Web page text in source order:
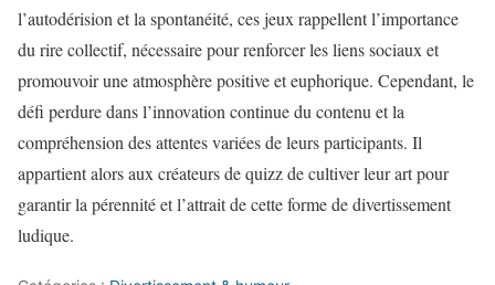
l’autodérision et la spontanéité, ces jeux rappellent l’importance
du rire collectif, nécessaire pour renforcer les liens sociaux et
promouvoir une atmosphère positive et euphorique. Cependant, le
défi perdure dans l’innovation continue du contenu et la
compréhension des attentes variées de leurs participants. Il
appartient alors aux créateurs de quizz de cultiver leur art pour
garantir la pérennité et l’attrait de cette forme de divertissement
ludique.